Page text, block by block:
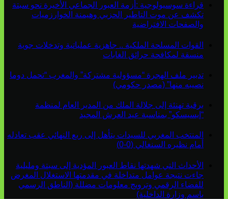
قراءة سوسيولوجية :أزمة العبور الجماعي الأخيرة نحو سبتة
تكشف عن موت التاطير الحزبي وهيمنة الخوارزميات
والصفحات الافتراضية
القوات المسلحة الملكية .. جاهزية عملياتية وتدخلات جوية
منسقة لمكافحة حرائق الغابات
تدبير ملف الهجرة “مسؤولية مشتركة” والمغرب “تحمل دوما
نصيبه منها” (مصدر حكومي)
برقية تهنئة إلى جلالة الملك من المدير العام لمنظمة
“إيسيسكو” بمناسبة عيد العرش المجيد
المنتخب المغربي للسيدات يتأهل إلى ربع النهائي عقب تعادله
أمام نظيره السنغالي (0-0)
الأحداث التي شهدتها نقاط العبور المؤدية إلى سبتة ومليلية
جاءت نتيجة عوامل متداخلة في مقدمتها الاستغلال المغرض
للفضاء الرقمي وترويج معلومات مضللة (الناطق الرسمي
باسم وزارة الداخلية)